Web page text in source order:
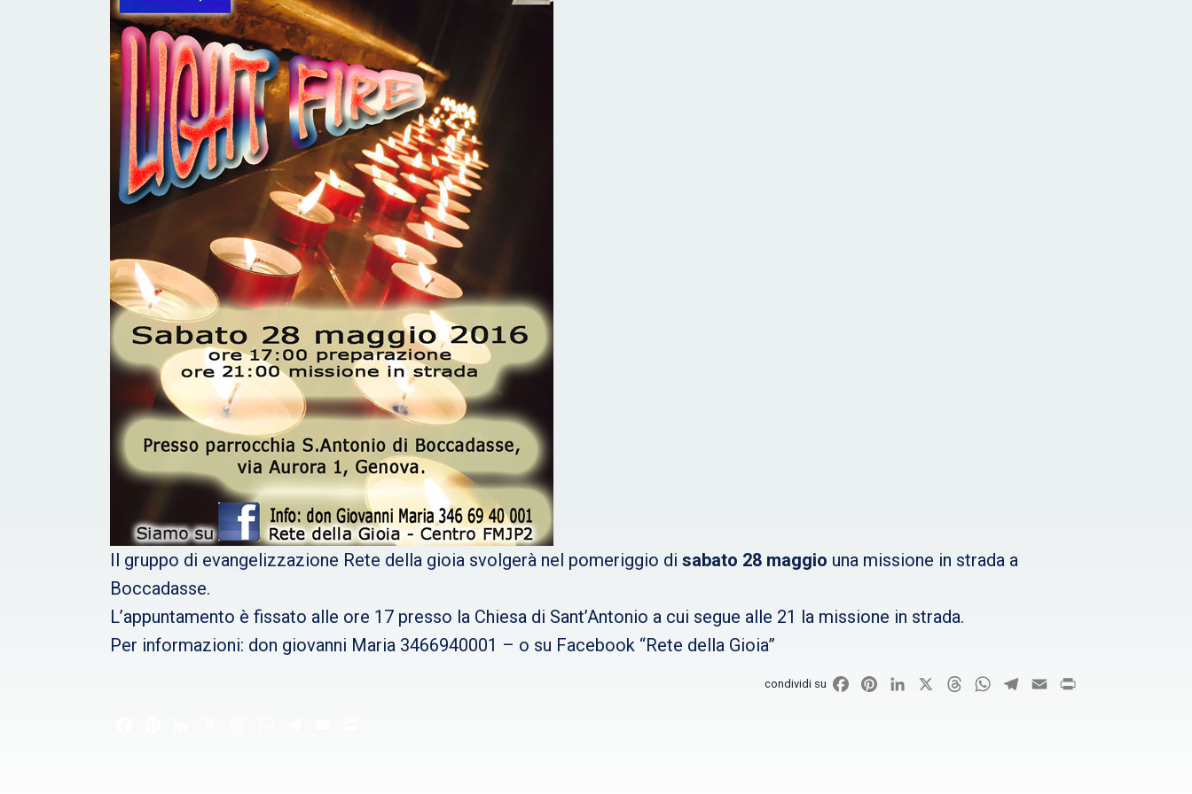
Il gruppo di evangelizzazione Rete della gioia svolgerà nel pomeriggio di sabato 28 maggio una missione in strada a
Boccadasse.
L’appuntamento è fissato alle ore 17 presso la Chiesa di Sant’Antonio a cui segue alle 21 la missione in strada.
Per informazioni: don giovanni Maria 3466940001 – o su Facebook “Rete della Gioia”
condividi su FacebookPinterestLinkedIn ThreadsWhatsApp
Telegram
Email